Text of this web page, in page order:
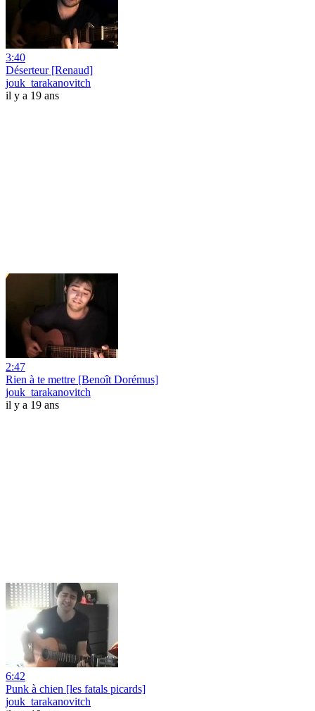
3:40
Déserteur [Renaud]
jouk_tarakanovitch
il y a 19 ans
2:47
Rien à te mettre [Benoît Dorémus]
jouk_tarakanovitch
il y a 19 ans
6:42
Punk à chien [les fatals picards]
jouk_tarakanovitch